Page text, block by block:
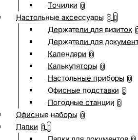
Точилки 0
Настольные аксессуары 0
Держатели для визиток
Держатели для
Календари 0
Калькуляторы 0
Настольные приборы 0
Офисные подставки 0
Погодные станции 0
Офисные наборы 0
Папки 0